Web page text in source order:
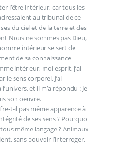
l’être intérieur, car tous les
au tribunal de ce
du ciel et de la terre et des
Nous ne sommes pas Dieu,
intérieur se sert de
de sa connaissance
intérieur, moi esprit, j’ai
le sens corporel. J’ai
et il m’a répondu : Je
son oeuvre.
t-il pas même apparence à
de ses sens ? Pourquoi
même langage ? Animaux
sans pouvoir l’interroger,